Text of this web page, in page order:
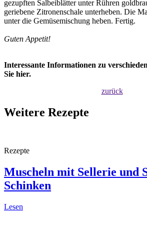
gezupf­ten Salbei­blätter unter Rühren
geriebene Zitronen­schale unter­heben. Die
unter die Gemüse­mischung heben. Fertig.
Guten Appetit!
Interessante Informationen zu
Sie hier.
zurück
Weitere Rezepte
Rezepte
Muscheln mit Sellerie und
Schinken
Lesen